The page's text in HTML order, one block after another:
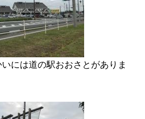
には道の駅おおさとがありま